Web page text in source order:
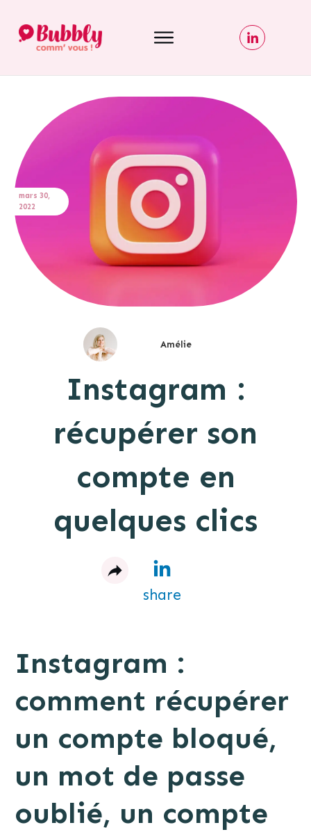
mars 30,
2022
Amélie
Instagram :
récupérer son
compte en
quelques clics
share
Instagram :
comment récupérer
un compte bloqué,
un mot de passe
oublié, un compte